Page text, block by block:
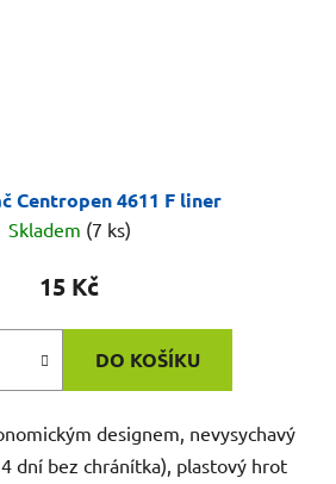
Centropen 4611 F liner
Skladem (7 ks)
15 Kč
DO KOŠÍKU
designem, nevysychavý
dní bez chránítka), plastový hrot